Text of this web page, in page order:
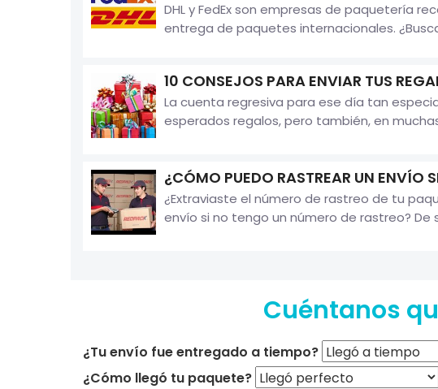
DHL y FedEx son empresas de paquetería
entrega de paquetes internacionales.
10 CONSEJOS PARA ENVIAR TUS
La cuenta regresiva para ese día tan
esperados regalos, pero también, en
¿CÓMO PUEDO RASTREAR UN ENVÍO
¿Extraviaste el número de rastreo de tu
envío si no tengo un número de rastreo? De
Cuéntanos
¿Tu envío fue entregado a tiempo?
¿Cómo llegó tu paquete?